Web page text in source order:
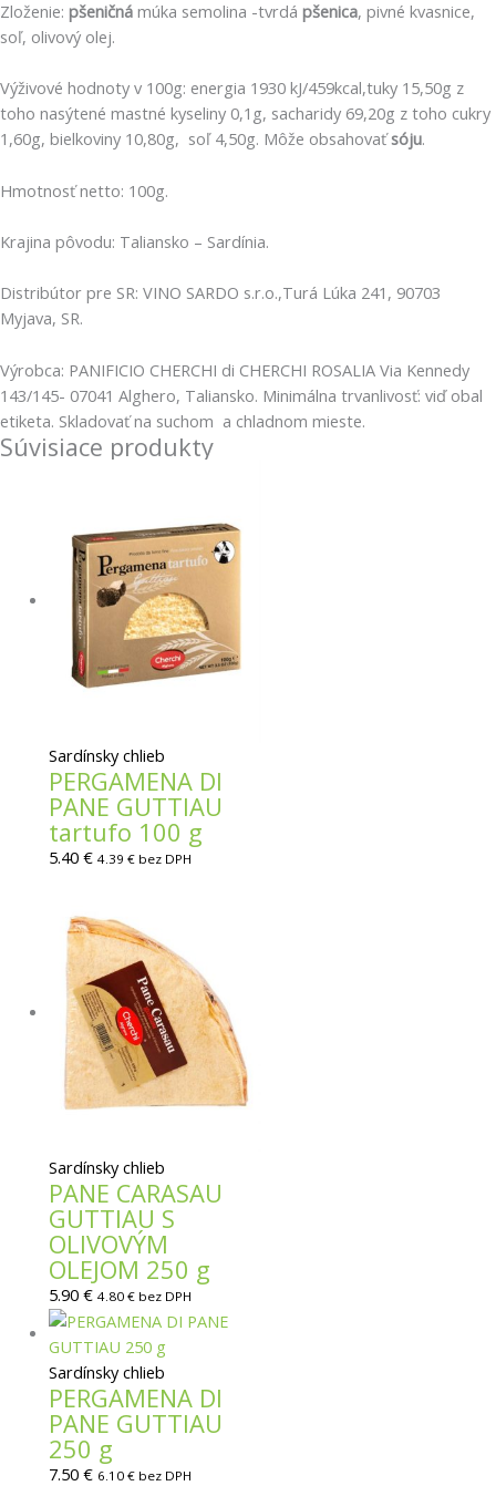
Zloženie: pšeničná múka semolina -tvrdá pšenica, pivné kvasnice,
soľ, olivový olej.
Výživové hodnoty v 100g: energia 1930 kJ/459kcal,tuky 15,50g z
toho nasýtené mastné kyseliny 0,1g, sacharidy 69,20g z toho cukry
1,60g, bielkoviny 10,80g, soľ 4,50g. Môže obsahovaťsóju.
Hmotnosť netto: 100g.
Krajina pôvodu: Taliansko – Sardínia.
Distribútor pre SR: VINO SARDO s.r.o.,Turá Lúka 241, 90703
Myjava, SR.
Výrobca: PANIFICIO CHERCHI di CHERCHI ROSALIA Via Kennedy
143/145- 07041 Alghero, Taliansko. Minimálna trvanlivosť: viď obal
etiketa. Skladovať na suchom a chladnom mieste.
Súvisiace produkty
Sardínsky chlieb
PERGAMENA DI
PANE GUTTIAU
tartufo 100 g
5.40 € 4.39 €bez DPH
Sardínsky chlieb
PANE CARASAU
GUTTIAU S
OLIVOVÝM
OLEJOM 250 g
5.90 € 4.80 €bez DPH
Sardínsky chlieb
PERGAMENA DI
PANE GUTTIAU
250 g
7.50 € 6.10 €bez DPH